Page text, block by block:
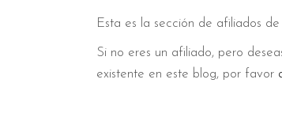
Esta es la sección de afiliados
Si no eres un afiliado, pero
existente en este blog, por favor